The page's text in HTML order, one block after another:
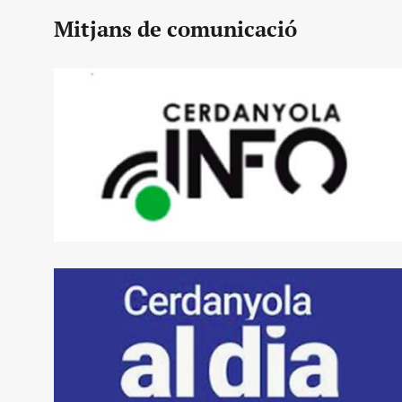
Mitjans de comunicació